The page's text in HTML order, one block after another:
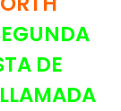
DE